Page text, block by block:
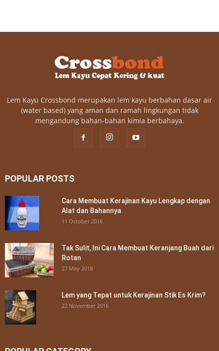
Lem Kayu Crossbond merupakan lem kayu berbahan dasar air
(water based) yang aman dan ramah lingkungan tidak
mengandung bahan-bahan kimia berbahaya.
POPULAR POSTS
Cara Membuat Kerajinan Kayu Lengkap dengan
Alat dan Bahannya
11 October 2016
Tak Sulit, Ini Cara Membuat Keranjang Buah dari
Rotan
27 May 2018
Lem yang Tepat untuk Kerajinan Stik Es Krim?
22 November 2016